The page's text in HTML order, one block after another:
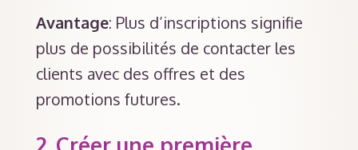
Avantage: Plus d’inscriptions signifie
plus de possibilités de contacter les
clients avec des offres et des
promotions futures.
2. Créer une première